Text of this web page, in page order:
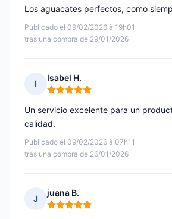
Publicado el 09/02/2026 à 19h01
tras una compra de 29/01/2026
Los aguacates perfectos, como
I
Isabel H.
Nota: 5 de 5
Publicado el 09/02/2026 à 07h11
tras una compra de 26/01/2026
Un servicio excelente para un
calidad.
J
juana B.
Nota: 5 de 5